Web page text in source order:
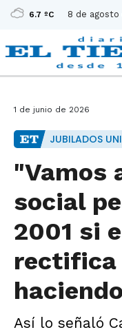
6.7 ºC 8 de agosto
1 de junio de 2026
JUBILADOS
"Vamos
social
2001 si
rectifica
Así lo señaló